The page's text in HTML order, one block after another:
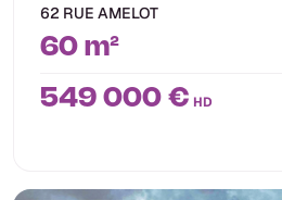
62 RUE AMELOT
60 m²
549 000 € HD